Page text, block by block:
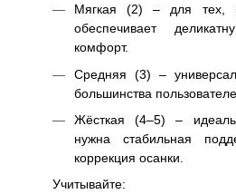
Мягкая (2) – для тех,
обеспечивает
комфорт.
Средняя (3) –
большинства
Жёсткая (4–5) –
нужна стабильная
коррекция осанки.
Учитывайте: